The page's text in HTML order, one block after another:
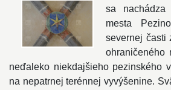
sa nachádza
mesta
severnej časti
ohraničeného
neďaleko niekdajšieho pezinského
na nepatrnej terénnej vyvýšenine.